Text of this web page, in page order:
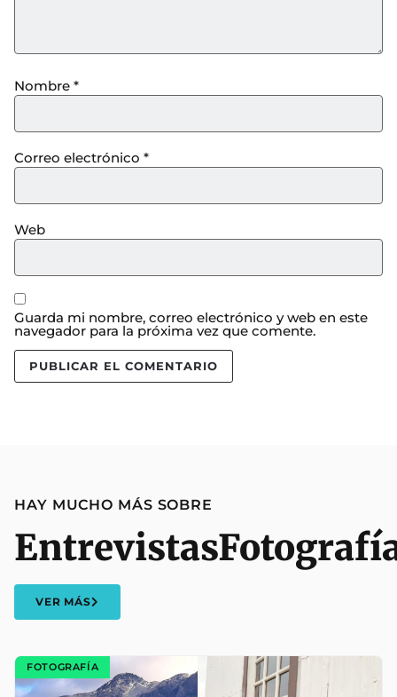
Nombre *
Correo electrónico *
Web
Guarda mi nombre, correo electrónico y web en este
navegador para la próxima vez que comente.
HAY MUCHO MÁS SOBRE
Entrevistas
VER MÁS
FOTOGRAFÍA